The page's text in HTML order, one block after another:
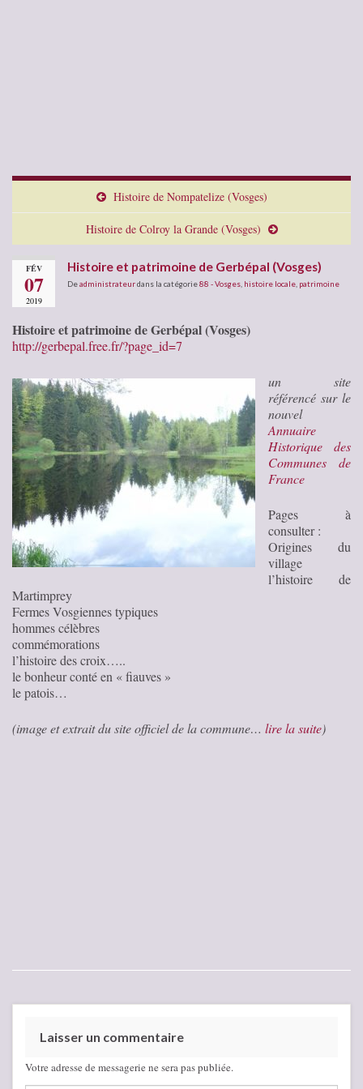
Histoire de Nompatelize (Vosges)
Histoire de Colroy la Grande (Vosges)
FÉV
07
2019
Histoire et patrimoine de Gerbépal (Vosges)
Deadministrateurdans la catégorie88 - Vosges histoire locale patrimoine
Histoire et patrimoine de Gerbépal (Vosges)
http://gerbepal.free.fr/?page_id=7
un site
référencé sur le
nouvel
Annuaire
Historique des
Communes de
France
Pages à
consulter :
Origines du
village
l’histoire de
Martimprey
Fermes Vosgiennes typiques
hommes célèbres
commémorations
l’histoire des croix…..
le bonheur conté en « fiauves »
le patois…
(image et extrait du site officiel de la commune… lire la suite)
Laisser un commentaire
Votre adresse de messagerie ne sera pas publiée.